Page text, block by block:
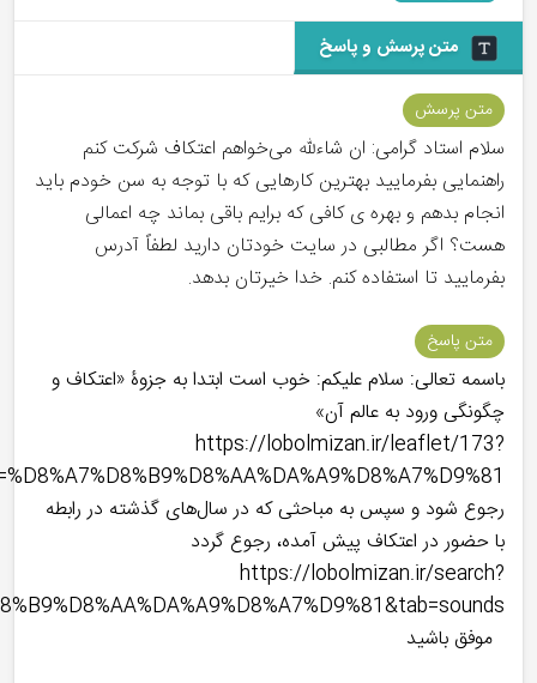
متن پرسش و پاسخ
متن پرسش
سلام استاد گرامی: ان شاءلله می‌خواهم اعتکاف شرکت کنم
راهنمایی بفرمایید بهترین کارهایی که با توجه به سن خودم باید
انجام بدهم و بهره ی کافی که برایم باقی بماند چه اعمالی
هست؟ اگر مطالبی در سایت خودتان دارید لطفاً آدرس
بفرمایید تا استفاده کنم. خدا خیرتان بدهد.
متن پاسخ
باسمه تعالی: سلام علیکم: خوب است ابتدا به جزوۀ «اعتکاف و
چگونگی ورود به عالم آن»
https://lobolmizan.ir/leaflet/173?
رجوع شود و سپس به مباحثی که در سال‌های گذشته در رابطه
با حضور در اعتکاف پیش آمده، رجوع گردد
https://lobolmizan.ir/search?
موفق باشید